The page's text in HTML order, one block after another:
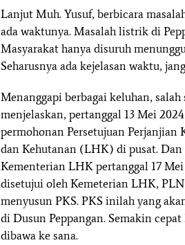
Lanjut Muh. Yusuf, berbicara
ada waktunya. Masalah listrik di
Masyarakat hanya disuruh
Seharusnya ada kejelasan waktu,
Menanggapi berbagai keluhan,
menjelaskan, pertanggal 13 Mei
permohonan Persetujuan
dan Kehutanan (LHK) di pusat.
Kementerian LHK pertanggal 17
disetujui oleh Kemeterian LHK,
menyusun PKS. PKS inilah yang
di Dusun Peppangan. Semakin
dibawa ke sana.